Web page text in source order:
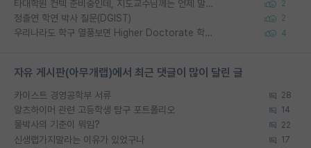
타대학원 컨텍 준비중인데, 지도교수님께는 언제 말씀드려야 할까요? 2
정출연 학연 박사 질문(DGIST) 2
우리나라도 학구 열풍보면 Higher Doctorate 학위가 필요하다고 봅니다. 4
자유 게시판(아무개랩)에서 최근 댓글이 많이 달린 글
카이스트 경영공학부 서류 28
알츠하이머 관련 고등학생 탐구 포트폴리오 14
물박사의 기준이 뭐임? 22
신생랩가지말라는 이유가 있었구나 17